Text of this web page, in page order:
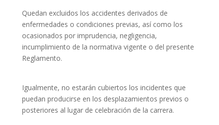
Quedan excluidos los accidentes derivados de
enfermedades o condiciones previas, así como los
ocasionados por imprudencia, negligencia,
incumplimiento de la normativa vigente o del presente
Reglamento.
Igualmente, no estarán cubiertos los incidentes que
puedan producirse en los desplazamientos previos o
posteriores al lugar de celebración de la carrera.